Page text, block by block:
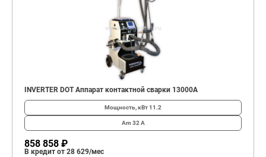
INVERTER DOT Аппарат контактной сварки 13000А
Мощность, кВт11.2
Am 32 А
858 858 ₽
В кредит от 28 629/мес